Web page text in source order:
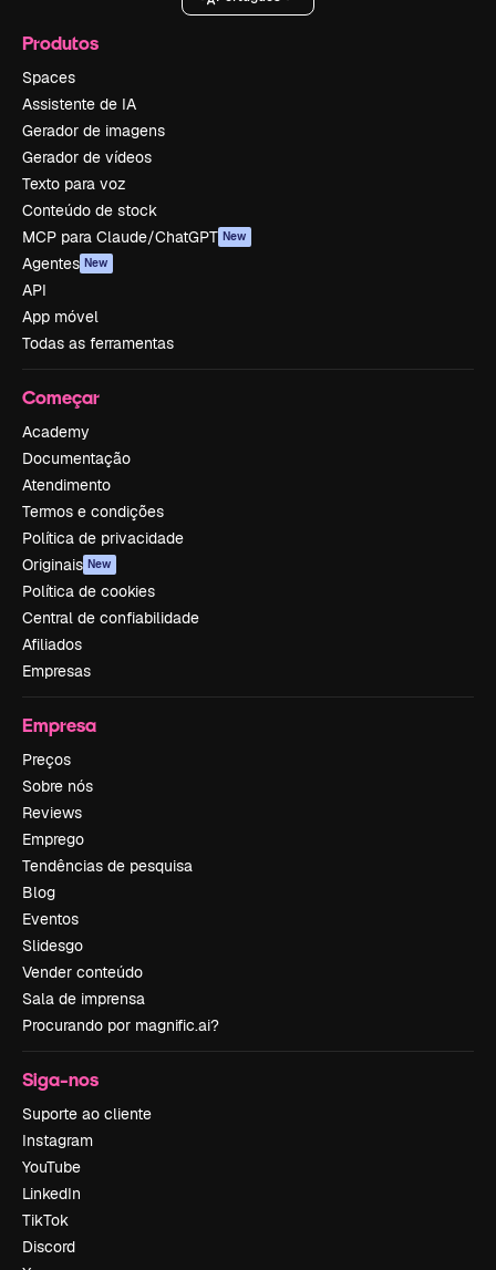
Produtos
Spaces
Assistente de IA
Gerador de imagens
Gerador de vídeos
Texto para voz
Conteúdo de stock
MCP para Claude/ChatGPT New
Agentes New
API
App móvel
Todas as ferramentas
Começar
Academy
Documentação
Atendimento
Termos e condições
Política de privacidade
Originais New
Política de cookies
Central de confiabilidade
Afiliados
Empresas
Empresa
Preços
Sobre nós
Reviews
Emprego
Tendências de pesquisa
Blog
Eventos
Slidesgo
Vender conteúdo
Sala de imprensa
Procurando por magnific.ai?
Siga-nos
Suporte ao cliente
Instagram
YouTube
LinkedIn
TikTok
Discord